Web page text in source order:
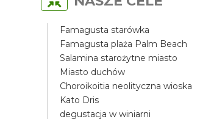
Famagusta starówka
Famagusta plaża Palm Beach
Salamina starożytne miasto
Miasto duchów
Choroikoitia neolityczna wioska
Kato Dris
degustacja w winiarni